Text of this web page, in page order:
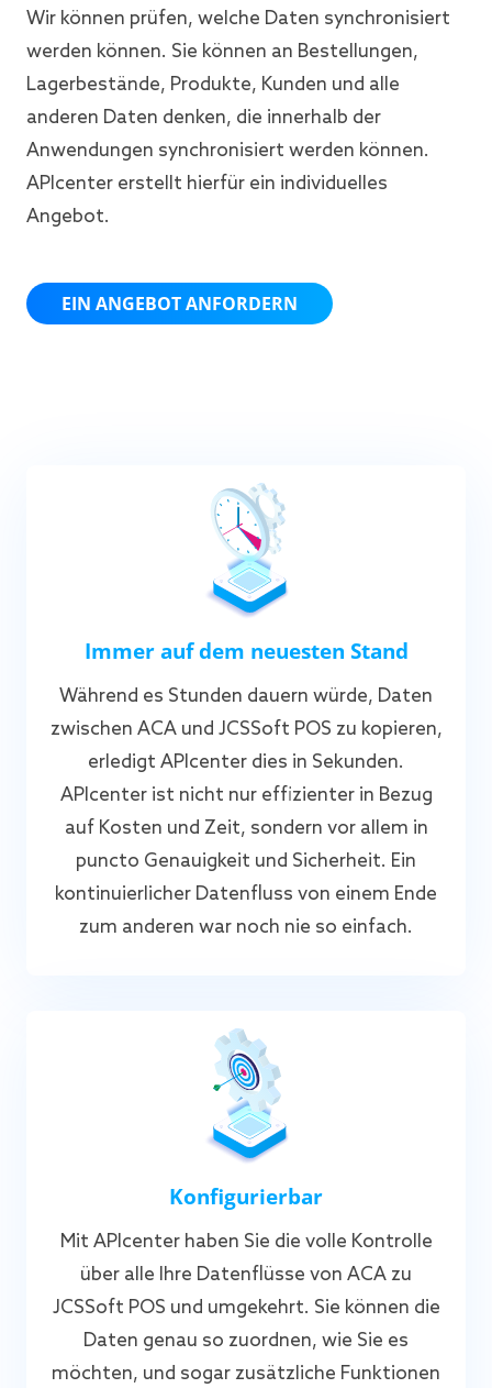
Wir können prüfen, welche Daten synchronisiert
werden können. Sie können an Bestellungen,
Lagerbestände, Produkte, Kunden und alle
anderen Daten denken, die innerhalb der
Anwendungen synchronisiert werden können.
APIcenter erstellt hierfür ein individuelles
Angebot.
EIN ANGEBOT ANFORDERN
Immer auf dem neuesten Stand
Während es Stunden dauern würde, Daten
zwischen ACA und JCSSoft POS zu kopieren,
erledigt APIcenter dies in Sekunden.
APIcenter ist nicht nur effizienter in Bezug
auf Kosten und Zeit, sondern vor allem in
puncto Genauigkeit und Sicherheit. Ein
kontinuierlicher Datenfluss von einem Ende
zum anderen war noch nie so einfach.
Konfigurierbar
Mit APIcenter haben Sie die volle Kontrolle
über alle Ihre Datenflüsse von ACA zu
JCSSoft POS und umgekehrt. Sie können die
Daten genau so zuordnen, wie Sie es
möchten, und sogar zusätzliche Funktionen